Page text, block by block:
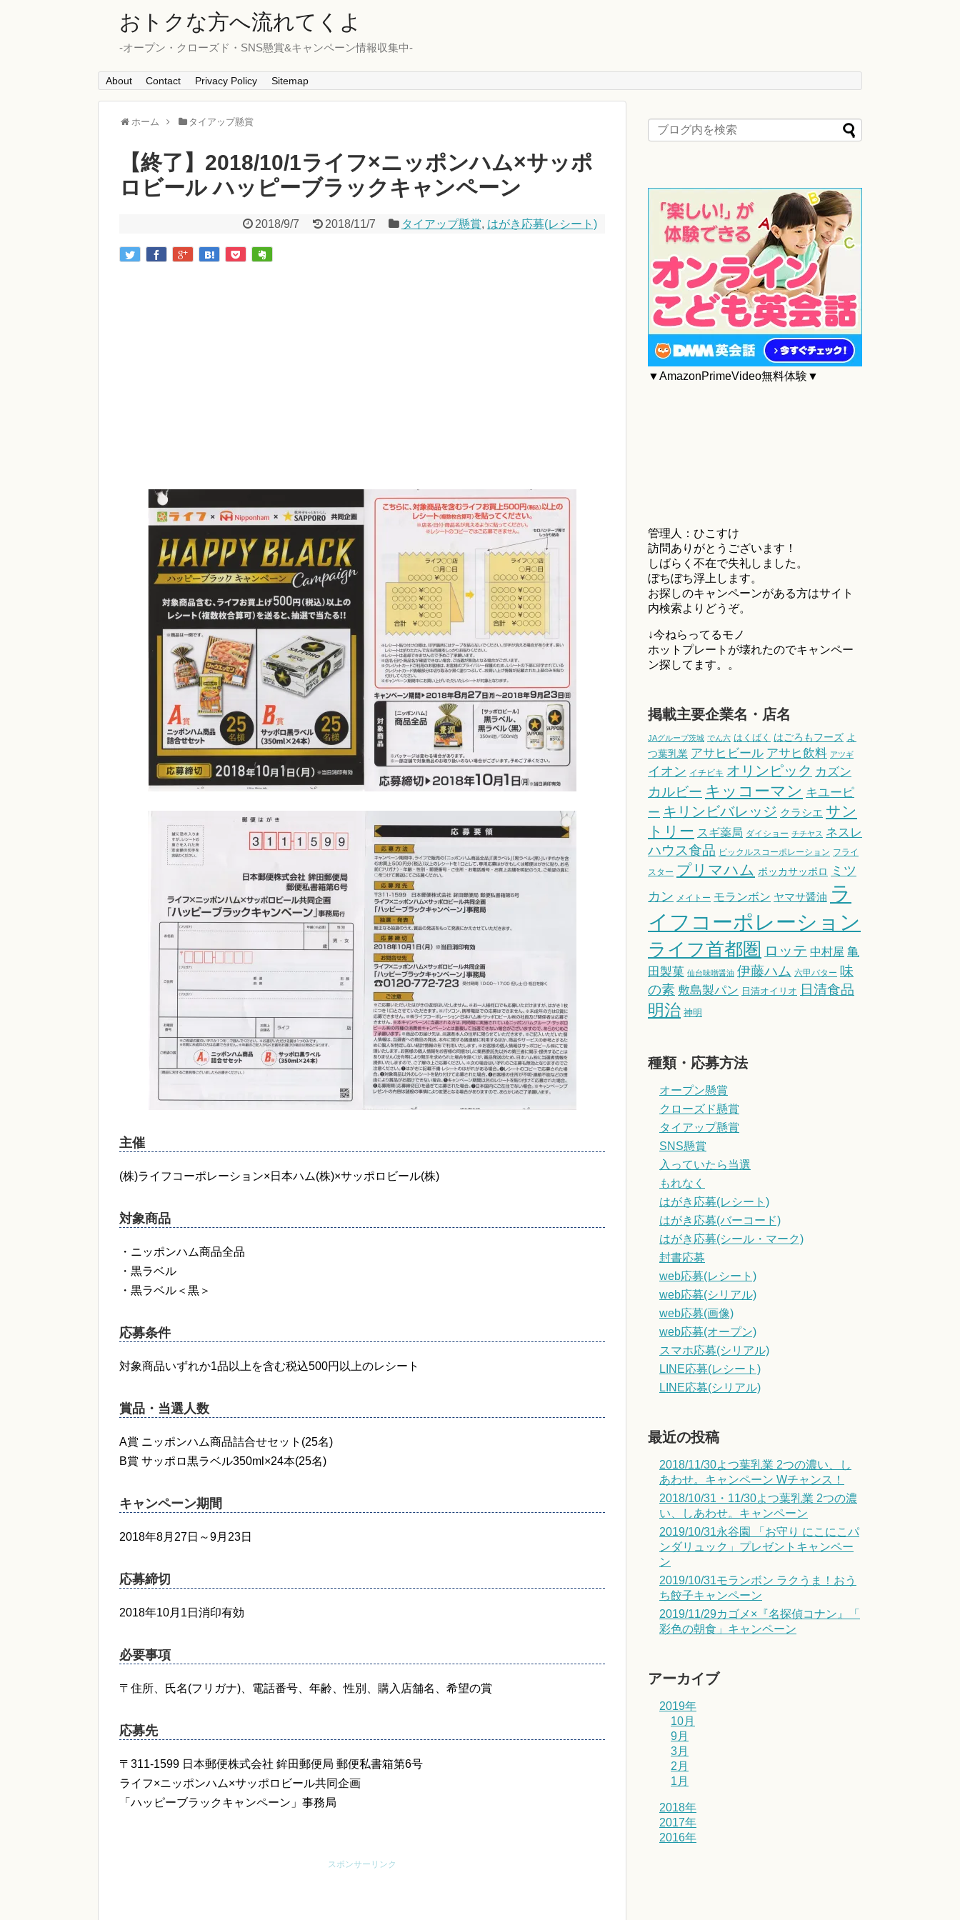
おトクな方へ流れてくよ
-オープン・クローズド・SNS懸賞&キャンペーン情報収集中-
About Contact Privacy Policy Sitemap
ホーム タイアップ懸賞
【終了】2018/10/1ライフ×ニッポンハム×サッポ
ロビール ハッピーブラックキャンペーン
2018/9/7 2018/11/7 タイアップ懸賞, はがき応募(レシート)
主催
(株)ライフコーポレーション×日本ハム(株)×サッポロビール(株)
対象商品
・ニッポンハム商品全品
・黒ラベル
・黒ラベル＜黒＞
応募条件
対象商品いずれか1品以上を含む税込500円以上のレシート
賞品・当選人数
A賞 ニッポンハム商品詰合せセット(25名)
B賞 サッポロ黒ラベル350ml×24本(25名)
キャンペーン期間
2018年8月27日～9月23日
応募締切
2018年10月1日消印有効
必要事項
〒住所、氏名(フリガナ)、電話番号、年齢、性別、購入店舗名、希望の賞
応募先
〒311-1599 日本郵便株式会社 鉾田郵便局 郵便私書箱第6号
ライフ×ニッポンハム×サッポロビール共同企画
「ハッピーブラックキャンペーン」事務局
スポンサーリンク
▼AmazonPrimeVideo無料体験▼
管理人：ひこすけ
訪問ありがとうございます！
しばらく不在で失礼しました。
ぼちぼち浮上します。
お探しのキャンペーンがある方はサイト
内検索よりどうぞ。
↓今ねらってるモノ
ホットプレートが壊れたのでキャンペー
ン探してます。。
掲載主要企業名・店名
JAグループ茨城 でん六 はくばく はごろもフーズ よ
つ葉乳業 アサヒビール アサヒ飲料 アツギ
イオン イチビキ オリンピック カズン
カルビー キッコーマン キユーピ
ー キリンビバレッジ クラシエ サン
トリー スギ薬局 ダイショー チチヤス ネスレ
ハウス食品 ピックルスコーポレーション フライ
スター プリマハム ポッカサッポロ
ミツ
カン メイトー モランボン ヤマサ醤油 ラ
イフコーポレーション
ライフ首都圏 ロッテ 中村屋 亀
田製菓 仙台味噌醤油 伊藤ハム 六甲バター 味
の素 敷島製パン 日清オイリオ 日清食品
明治 神明
種類・応募方法
オープン懸賞
クローズド懸賞
タイアップ懸賞
SNS懸賞
入っていたら当選
もれなく
はがき応募(レシート)
はがき応募(バーコード)
はがき応募(シール・マーク)
封書応募
web応募(レシート)
web応募(シリアル)
web応募(画像)
web応募(オープン)
スマホ応募(シリアル)
LINE応募(レシート)
LINE応募(シリアル)
最近の投稿
2018/11/30よつ葉乳業 2つの濃い、し
あわせ。キャンペーン Wチャンス！
2018/10/31・11/30よつ葉乳業 2つの濃
い、しあわせ。キャンペーン
2019/10/31永谷園 「お守り にこにこパ
ンダリュック」プレゼントキャンペー
ン
2019/10/31モランボン ラクうま！おう
ち餃子キャンペーン
2019/11/29カゴメ×『名探偵コナン』「
彩色の朝食」キャンペーン
アーカイブ
2019年
10月
9月
3月
2月
1月
2018年
2017年
2016年